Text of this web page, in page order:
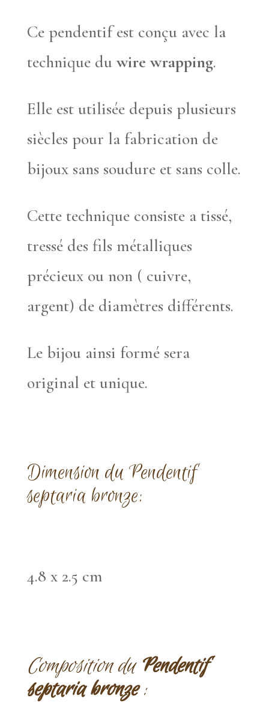
Ce pendentif est conçu avec la
technique du wire wrapping.
Elle est utilisée depuis plusieurs
siècles pour la fabrication de
bijoux sans soudure et sans colle.
Cette technique consiste a tissé,
tressé des fils métalliques
précieux ou non ( cuivre,
argent) de diamètres différents.
Le bijou ainsi formé sera
original et unique.
Dimension du Pendentif
septaria bronze:
4.8 x 2.5 cm
Composition du Pendentif
septaria bronze :